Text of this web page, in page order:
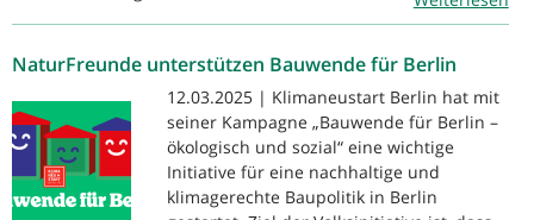
NaturFreunde unterstützen Bauwende für Berlin
12.03.2025 | Klimaneustart Berlin hat mit
seiner Kampagne „Bauwende für Berlin –
ökologisch und sozial“ eine wichtige
Initiative für eine nachhaltige und
klimagerechte Baupolitik in Berlin